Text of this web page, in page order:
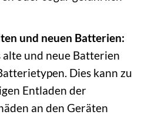
und neuen Batterien:
alte und neue Batterien
Dies kann zu
Entladen der
an den Geräten